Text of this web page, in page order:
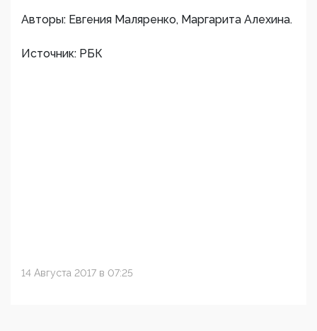
Авторы: Евгения Маляренко, Маргарита Алехина.
Источник: РБК
14 Августа 2017 в 07:25